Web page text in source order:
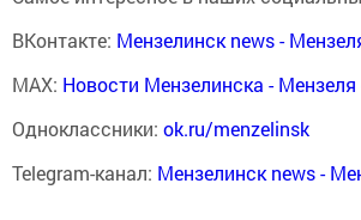
ВКонтакте: Мензелинск news -
MAX: Новости Мензелинска - Мензеля
Одноклассники: ok.ru/menzelinsk
Telegram-канал: Мензелинск news -